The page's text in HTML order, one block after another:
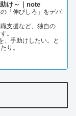
け～｜note
「伸びしろ」をデバ
支援など、独自の
。
、手助けしたい。と
り。